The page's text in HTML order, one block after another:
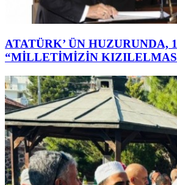
ATATÜRK’ ÜN HUZURUNDA,
“MİLLETİMİZİN